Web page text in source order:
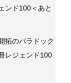
ンド100＜あと
拓のパラドック
レジェンド100